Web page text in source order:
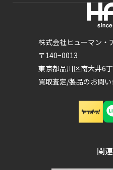
株式会社ヒューマン・
〒140−0013
東京都品川区南大井6
買取査定/製品のお問
関